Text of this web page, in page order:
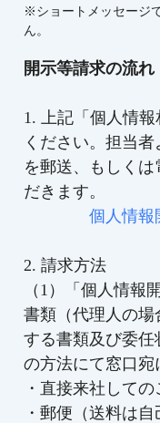
※ショートメッセージ
ん。
開示等請求の流れ
1. 上記「個人情
ください。担当者
を郵送、もしく
だきます。
個人情報
2. 請求方法
（1）「個人情報
書類（代理人の場
する書類及び委
の方法にて窓口宛
・直接来社しての
・郵便（送料は